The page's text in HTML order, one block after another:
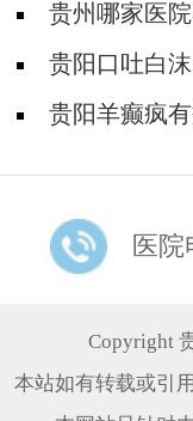
有癫痫病?
贵州哪家医
贵阳口吐白
些方式?
贵阳羊癫疯
医院
Copyright
本站如有转载或引